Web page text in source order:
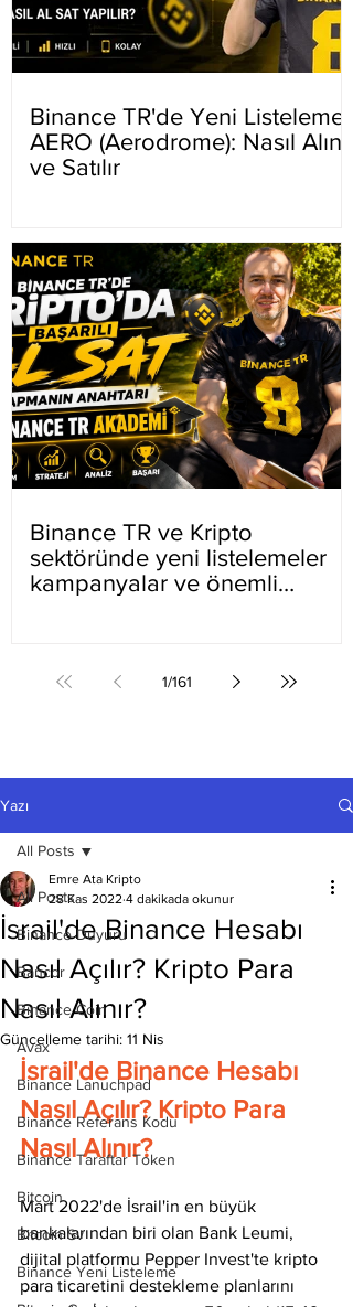
Binance TR'de Yeni Listeleme
AERO (Aerodrome): Nasıl Alınır
ve Satılır
Binance TR ve Kripto
sektöründe yeni listelemeler
kampanyalar ve önemli
1/161
Yazı
All Posts
Binance Duyuru
Bancor
Binance Coin
Avax
Binance Lanuchpad
Binance Referans Kodu
Binance Taraftar Token
Bitcoin
Bitcoin Sv
Binance Yeni Listeleme
All Posts
İsrail'de Binance Hesabı
Nasıl Açılır? Kripto Para
Nasıl Alınır?
Emre Ata Kripto
28 Kas 2022 4 dakikada okunur
Güncelleme tarihi: 11 Nis
İsrail'de Binance Hesabı
Nasıl Açılır? Kripto Para
Nasıl Alınır?
Mart 2022'de İsrail'in en büyük
bankalarından biri olan Bank Leumi,
dijital platformu Pepper Invest'te kripto
para ticaretini destekleme planlarını